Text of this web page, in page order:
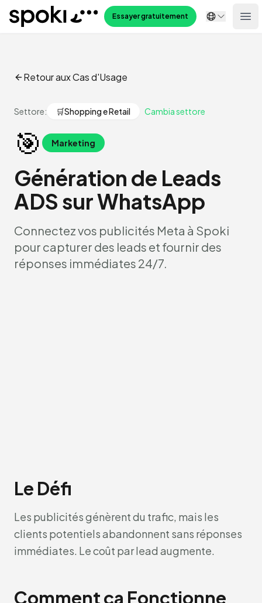
Spoki Essayer gratuitement
Retour aux Cas d'Usage
Settore: 🛒Shopping e Retail Cambia settore
🎯 Marketing
Génération de Leads
ADS sur WhatsApp
Connectez vos publicités Meta à Spoki
pour capturer des leads et fournir des
réponses immédiates 24/7.
Le Défi
Les publicités génèrent du trafic, mais les
clients potentiels abandonnent sans réponses
immédiates. Le coût par lead augmente.
Comment ça Fonctionne